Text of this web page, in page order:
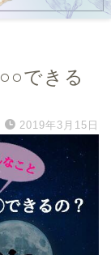
できる
2019年3月15日